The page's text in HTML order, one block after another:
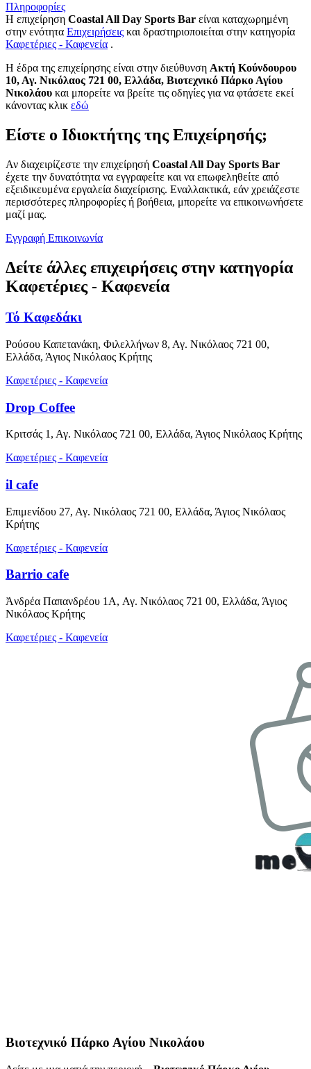
Πληροφορίες
Η επιχείρηση Coastal All Day Sports Bar είναι καταχωρημένη
στην ενότητα Επιχειρήσεις και δραστηριοποιείται στην κατηγορία
Καφετέριες - Καφενεία .
H έδρα της επιχείρησης είναι στην διεύθυνση Ακτή Κούνδουρου
10, Αγ. Νικόλαος 721 00, Ελλάδα, Βιοτεχνικό Πάρκο Αγίου
Νικολάου και μπορείτε να βρείτε τις οδηγίες για να φτάσετε εκεί
κάνοντας κλικ εδώ
Είστε ο Ιδιοκτήτης της Επιχείρησής;
Αν διαχειρίζεστε την επιχείρησή Coastal All Day Sports Bar
έχετε την δυνατότητα να εγγραφείτε και να επωφεληθείτε από
εξειδικευμένα εργαλεία διαχείρισης. Εναλλακτικά, εάν χρειάζεστε
περισσότερες πληροφορίες ή βοήθεια, μπορείτε να επικοινωνήσετε
μαζί μας.
Εγγραφή Επικοινωνία
Δείτε άλλες επιχειρήσεις στην κατηγορία
Καφετέριες - Καφενεία
Τό Καφεδάκι
Ρούσου Καπετανάκη, Φιλελλήνων 8, Αγ. Νικόλαος 721 00,
Ελλάδα, Άγιος Νικόλαος Κρήτης
Καφετέριες - Καφενεία
Drop Coffee
Κριτσάς 1, Αγ. Νικόλαος 721 00, Ελλάδα, Άγιος Νικόλαος Κρήτης
Καφετέριες - Καφενεία
il cafe
Επιμενίδου 27, Αγ. Νικόλαος 721 00, Ελλάδα, Άγιος Νικόλαος
Κρήτης
Καφετέριες - Καφενεία
Barrio cafe
Ἀνδρέα Παπανδρέου 1A, Αγ. Νικόλαος 721 00, Ελλάδα, Άγιος
Νικόλαος Κρήτης
Καφετέριες - Καφενεία
Βιοτεχνικό Πάρκο Αγίου Νικολάου